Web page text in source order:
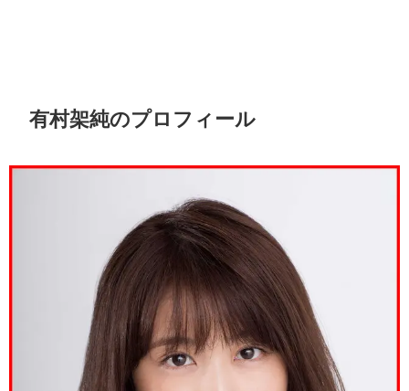
有村架純のプロフィール